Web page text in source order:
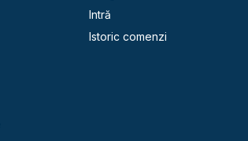
Intră
Istoric comenzi